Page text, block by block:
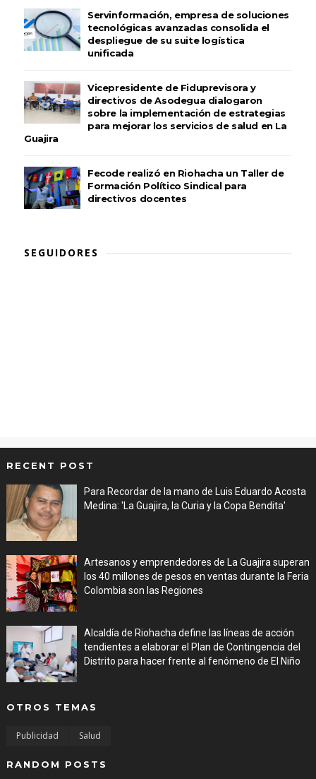
Servinformación, empresa de soluciones
tecnológicas avanzadas consolida el
despliegue de su suite logística
unificada
Vicepresidente de Fiduprevisora y
directivos de Asodegua dialogaron
sobre la implementación de estrategias
para mejorar los servicios de salud en La
Guajira
Fecode realizó en Riohacha un Taller de
Formación Político Sindical para
directivos docentes
SEGUIDORES
RECENT POST
Para Recordar de la mano de Luis Eduardo Acosta
Medina: 'La Guajira, la Curia y la Copa Bendita'
Artesanos y emprendedores de La Guajira superan
los 40 millones de pesos en ventas durante la Feria
Colombia son las Regiones
Alcaldía de Riohacha define las líneas de acción
tendientes a elaborar el Plan de Contingencia del
Distrito para hacer frente al fenómeno de El Niño
OTROS TEMAS
Publicidad Salud
RANDOM POSTS